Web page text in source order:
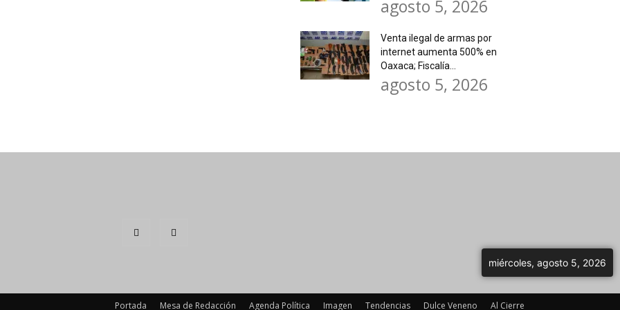
agosto 5, 2026
Venta ilegal de armas por
internet aumenta 500% en
Oaxaca; Fiscalía...
agosto 5, 2026
Portada Mesa de Redacción Agenda Política Imagen Tendencias Dulce Veneno Al Cierre
miércoles, agosto 5, 2026